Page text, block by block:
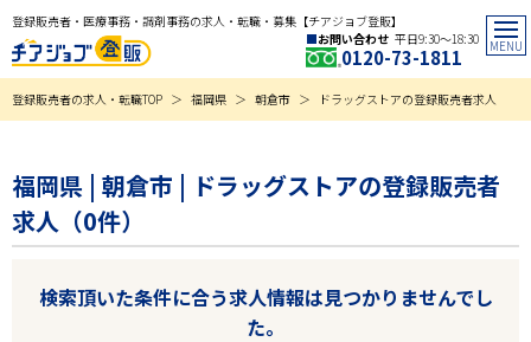
登録販売者・医療事務・調剤事務の求人・転職・募集【チアジョブ登販】
お問い合わせ 平日9:30〜18:30
0120-73-1811
登録販売者の求人・転職TOP 福岡県 朝倉市 ドラッグストアの登録販売者求人
福岡県 | 朝倉市 | ドラッグストアの登録販売者
求人（0件）
検索頂いた条件に合う求人情報は見つかりませんでし
た。